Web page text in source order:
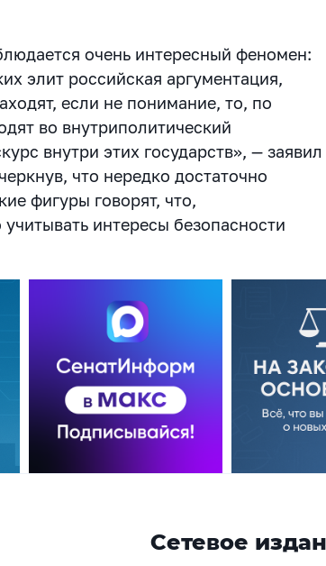
очень интересный феномен:
элит российская аргументация,
если не понимание, то, по
во внутриполитический
внутри этих государств», — заявил
что нередко достаточно
фигуры говорят, что,
интересы безопасности
Сетевое